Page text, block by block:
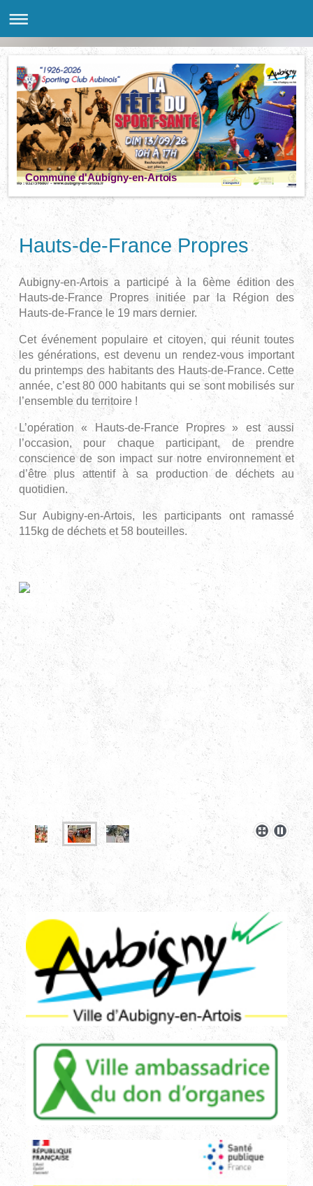
Commune d'Aubigny-en-Artois
Hauts-de-France Propres
Aubigny-en-Artois a participé à la 6ème édition des
Hauts-de-France Propres initiée par la Région des
Hauts-de-France le 19 mars dernier.
Cet événement populaire et citoyen, qui réunit toutes
les générations, est devenu un rendez-vous important
du printemps des habitants des Hauts-de-France. Cette
année, c’est 80 000 habitants qui se sont mobilisés sur
l’ensemble du territoire !
L’opération « Hauts-de-France Propres » est aussi
l’occasion, pour chaque participant, de prendre
conscience de son impact sur notre environnement et
d’être plus attentif à sa production de déchets au
quotidien.
Sur Aubigny-en-Artois, les participants ont ramassé
115kg de déchets et 58 bouteilles.